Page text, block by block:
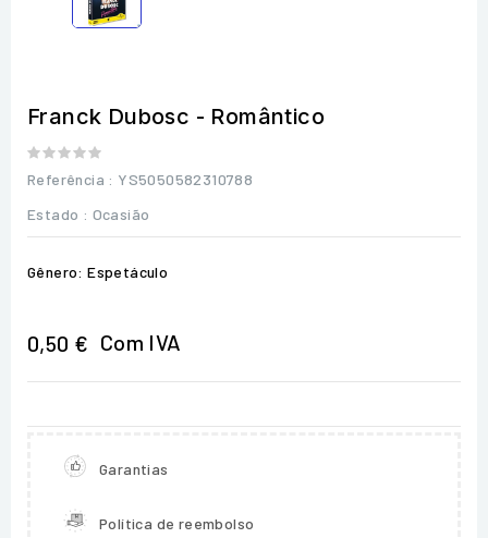
Franck Dubosc - Romântico
Referência : YS5050582310788
Estado : Ocasião
Gênero: Espetáculo
0,50 € Com IVA
Garantias
Política de reembolso